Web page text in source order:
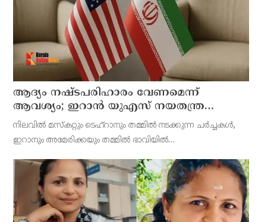
ആദ്യം നഷ്ടപരിഹാരം വേണമെന്ന്
ആവശ്യം; ഇറാന്‍ യുഎസ് നയതന്ത്ര
നീക്കങ്ങളില്‍ അനിശ്ചിതത്വം
നിലവില്‍ മസ്‌കറ്റും ടെഹ്റാനും തമ്മില്‍ നടക്കുന്ന ചര്‍ച്ചകള്‍,
ഇറാനും അമേരിക്കയും തമ്മില്‍ ഭാവിയില്‍
ഘട്ടമായാണ് നിരീക്ഷകര്‍ കാണുന്നത്.